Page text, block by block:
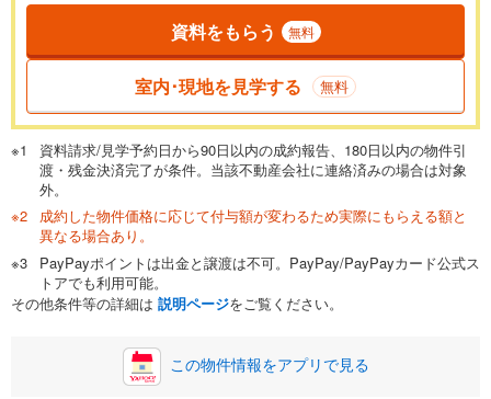
一般的には最長35年まで借り入れ可能です。多くの金融機関
が完済時の年齢は80歳までを条件としています。
閉じる
頭金 万円
0万円 3,490万円
自己資金から住宅購入にかけられる金額を入力してくださ
い。一般的には物件価格の2割までが目安です。
閉じる
ボーナス
万円
0円
資料をもらう 無料
室内･現地を見学する 無料
資料請求/見学予約日から90日以内の成約報告、180日以内の物件引
渡・残金決済完了が条件。当該不動産会社に連絡済みの場合は対象
外。
成約した物件価格に応じて付与額が変わるため実際にもらえる額と
異なる場合あり。
PayPayポイントは出金と譲渡は不可。PayPay/PayPayカード公式ス
トアでも利用可能。
その他条件等の詳細は 説明ページをご覧ください。
この物件情報をアプリで見る